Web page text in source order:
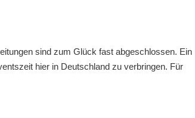
sind zum Glück fast abgeschlossen. Ein
hier in Deutschland zu verbringen. Für